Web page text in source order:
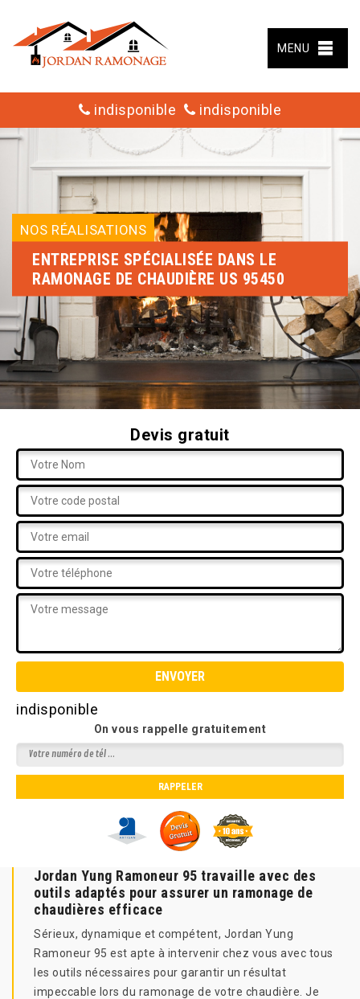
MENU
indisponible indisponible
NOS RÉALISATIONS
ENTREPRISE SPÉCIALISÉE DANS LE
RAMONAGE DE CHAUDIÈRE US 95450
Devis gratuit
indisponible
On vous rappelle gratuitement
Jordan Yung Ramoneur 95 travaille avec des
outils adaptés pour assurer un ramonage de
chaudières efficace
Sérieux, dynamique et compétent, Jordan Yung
Ramoneur 95 est apte à intervenir chez vous avec tous
les outils nécessaires pour garantir un résultat
impeccable lors du ramonage de votre chaudière. Je